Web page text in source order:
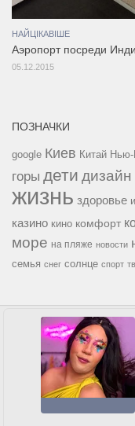
НАЙЦІКАВІШЕ
Аэропорт посреди
05.12.2015
ПОЗНАЧКИ
google Киев Китай Нью-
горы дети дизайн
жизнь здоровье
казино кино комфорт
море на пляже новости
семья снег солнце спорт